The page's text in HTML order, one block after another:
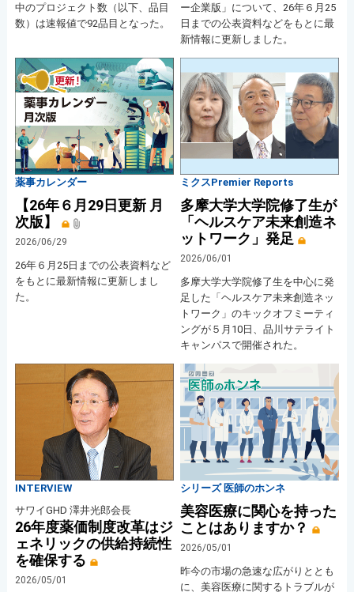
中のプロジェクト数（以下、品目
数）は速報値で92品目となった。
ー企業版」について、26年６月25
日までの公表資料などをもとに最
新情報に更新しました。
薬事カレンダー
【26年６月29日更新 月
次版】
2026/06/29
26年６月25日までの公表資料など
をもとに最新情報に更新しまし
た。
ミクスPremier Reports
多摩大学大学院修了生が
「ヘルスケア未来創造ネ
ットワーク」発足
2026/06/01
多摩大学大学院修了生を中心に発
足した「ヘルスケア未来創造ネッ
トワーク」のキックオフミーティ
ングが５月10日、品川サテライト
キャンパスで開催された。
INTERVIEW
サワイGHD 澤井光郎会長
26年度薬価制度改革はジ
ェネリックの供給持続性
を確保する
2026/05/01
シリーズ 医師のホンネ
美容医療に関心を持った
ことはありますか？
2026/05/01
昨今の市場の急速な広がりととも
に、美容医療に関するトラブルが